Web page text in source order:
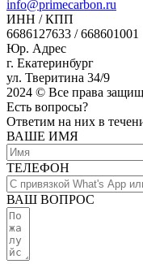
info@primecarbon.ru
ИНН / КПП
6686127633 / 668601001
Юр. Адрес
г. Екатеринбург
ул. Тверитина 34/9
2024 © Все права
Eсть вопросы?
Ответим на них в
ВАШЕ ИМЯ
ТЕЛЕФОН
ВАШ ВОПРОС